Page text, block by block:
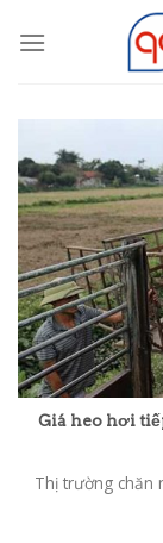
Giá heo hơi
Thị trường chăn